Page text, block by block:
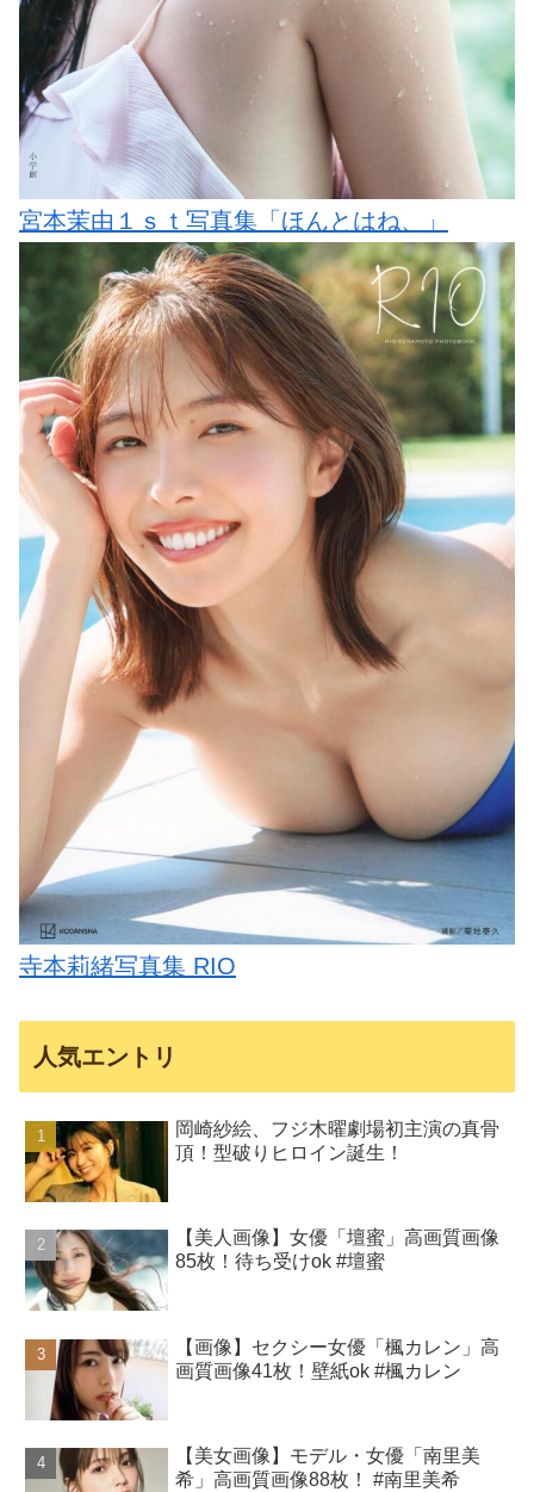
宮本茉由１ｓｔ写真集「ほんとはね、」
寺本莉緒写真集 RIO
人気エントリ
岡崎紗絵、フジ木曜劇場初主演の真骨
頂！型破りヒロイン誕生！
【美人画像】女優「壇蜜」高画質画像
85枚！待ち受けok #壇蜜
【画像】セクシー女優「楓カレン」高
画質画像41枚！壁紙ok #楓カレン
【美女画像】モデル・女優「南里美
希」高画質画像88枚！ #南里美希